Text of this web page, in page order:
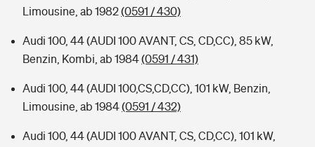
Limousine, ab 1982(0591 / 430)
Audi 100, 44 (AUDI 100 AVANT, CS, CD,CC), 85 kW,
Benzin, Kombi, ab 1984(0591 / 431)
Audi 100, 44 (AUDI 100,CS,CD,CC), 101 kW, Benzin,
Limousine, ab 1984(0591 / 432)
Audi 100, 44 (AUDI 100 AVANT, CS, CD,CC), 101 kW,